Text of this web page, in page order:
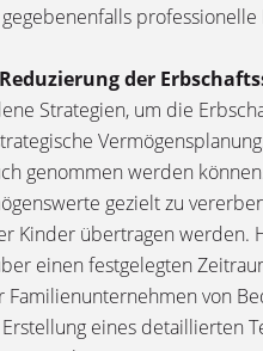
der
Strategien, um die
genommen werden
gezielt zu
Kinder übertragen
einen festgelegten
Familienunternehmen von
eines detaillierten